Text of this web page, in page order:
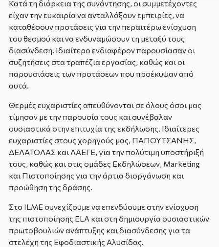
Κατά τη διάρκεια της συνάντησης, οι συμμετέχοντες
είχαν την ευκαιρία να ανταλλάξουν εμπειρίες, να
καταθέσουν προτάσεις για την περαιτέρω ενίσχυση
του θεσμού και να ενδυναμώσουν τη μεταξύ τους
διασύνδεση. Ιδιαίτερο ενδιαφέρον παρουσίασαν οι
συζητήσεις στα τραπέζια εργασίας, καθώς και οι
παρουσιάσεις των προτάσεων που προέκυψαν από
αυτά.
Θερμές ευχαριστίες απευθύνονται σε όλους όσοι μας
τίμησαν με την παρουσία τους και συνέβαλαν
ουσιαστικά στην επιτυχία της εκδήλωσης. Ιδιαίτερες
ευχαριστίες στους χορηγούς μας, ΠΑΠΟΥΤΣΑΝΗΣ,
ΔΕΛΑΤΟΛΑΣ και ΛΑΕΓΕ, για την πολύτιμη υποστήριξή
τους, καθώς και στις ομάδες Εκδηλώσεων, Marketing
και Πιστοποίησης για την άρτια διοργάνωση και
προώθηση της δράσης.
Στο ILME συνεχίζουμε να επενδύουμε στην ενίσχυση
της πιστοποίησης ELA και στη δημιουργία ουσιαστικών
πρωτοβουλιών ανάπτυξης και διασύνδεσης για τα
στελέχη της Εφοδιαστικής Αλυσίδας.